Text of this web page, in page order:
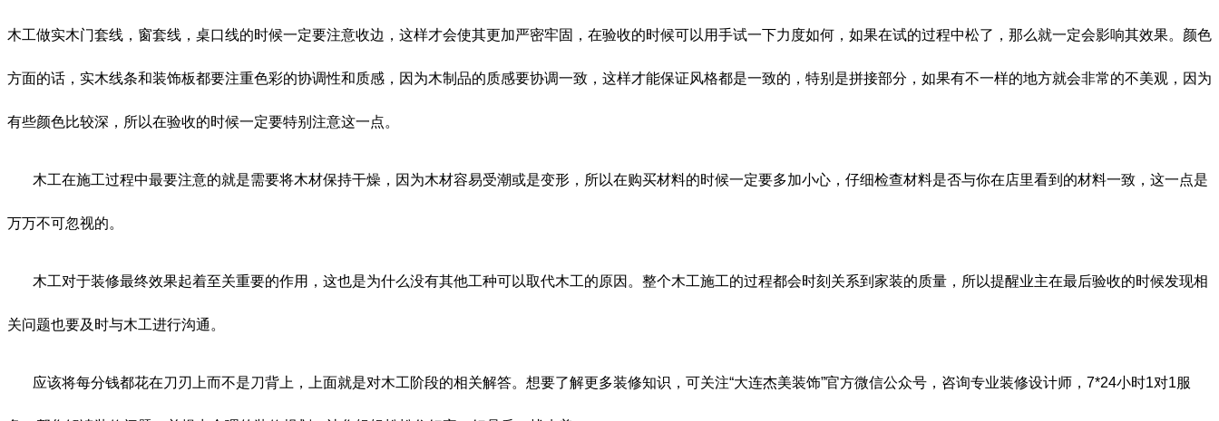
木工做实木门套线，窗套线，桌口线的时候一定要注意收边，这样才会使其更加严密牢固，在验收的时候可以用手试一下力度如何，如果在试的过程中松了，那么就一定会影响其效果。颜色
方面的话，实木线条和装饰板都要注重色彩的协调性和质感，因为木制品的质感要协调一致，这样才能保证风格都是一致的，特别是拼接部分，如果有不一样的地方就会非常的不美观，因为
有些颜色比较深，所以在验收的时候一定要特别注意这一点。
木工在施工过程中最要注意的就是需要将木材保持干燥，因为木材容易受潮或是变形，所以在购买材料的时候一定要多加小心，仔细检查材料是否与你在店里看到的材料一致，这一点是
万万不可忽视的。
木工对于装修最终效果起着至关重要的作用，这也是为什么没有其他工种可以取代木工的原因。整个木工施工的过程都会时刻关系到家装的质量，所以提醒业主在最后验收的时候发现相
关问题也要及时与木工进行沟通。
应该将每分钱都花在刀刃上而不是刀背上，上面就是对木工阶段的相关解答。想要了解更多装修知识，可关注“大连杰美装饰”官方微信公众号，咨询专业装修设计师，7*24小时1对1服